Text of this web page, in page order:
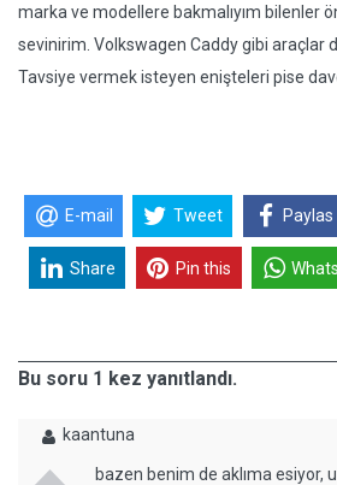
marka ve modellere bakmalıyım bilenler
sevinirim. Volkswagen Caddy gibi araçlar
Tavsiye vermek isteyen enişteleri pise
E-mail Tweet Paylas
Share Pin this
Bu soru 1 kez yanıtlandı.
kaantuna
bazen benim de aklıma esiyor,